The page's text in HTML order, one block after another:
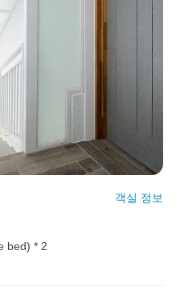
객실 정보
bed) * 2